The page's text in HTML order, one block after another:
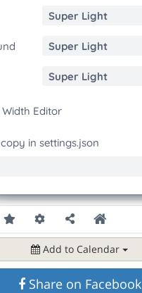
Add to Calendar
Share on Facebook